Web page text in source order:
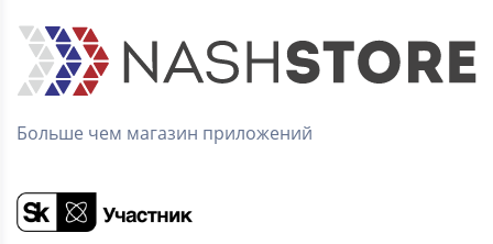
Больше чем магазин приложений